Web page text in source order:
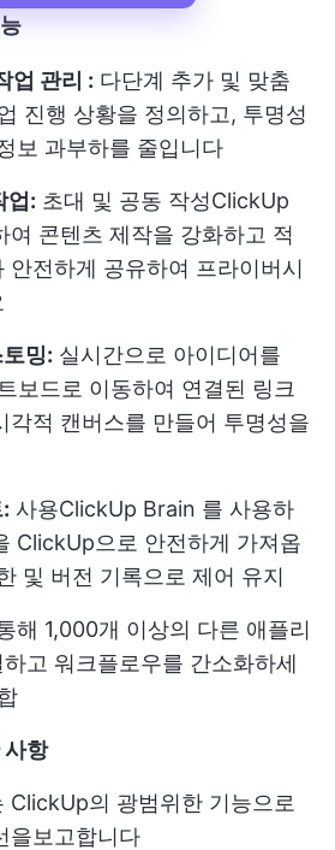
업 관리 : 다단계 추가 및 맞춤
진행 상황을 정의하고, 투명성
보 과부하를 줄입니다
업: 초대 및 공동 작성ClickUp
여 콘텐츠 제작을 강화하고 적
안전하게 공유하여 프라이버시
밍: 실시간으로 아이디어를
보드 로 이동하여 연결된 링크
각적 캔버스를 만들어 투명성을
사용ClickUp Brain 를 사용하
ClickUp으로 안전하게 가져옵
및 버전 기록으로 제어 유지
해 1,000개 이상의 다른 애플리
고 워크플로우를 간소화하세
항
ClickUp의 광범위한 기능으로
을보고합니다